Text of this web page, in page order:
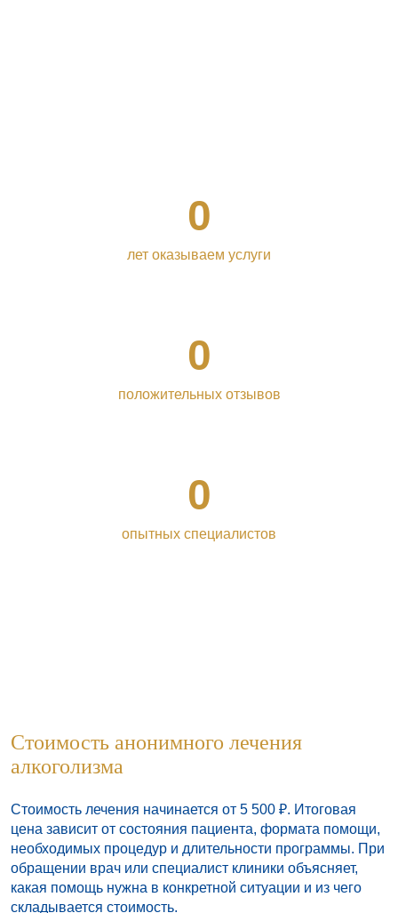
0
лет оказываем услуги
0
положительных отзывов
0
опытных специалистов
Стоимость анонимного лечения
алкоголизма
Стоимость лечения начинается от 5 500 ₽. Итоговая
цена зависит от состояния пациента, формата помощи,
необходимых процедур и длительности программы. При
обращении врач или специалист клиники объясняет,
какая помощь нужна в конкретной ситуации и из чего
складывается стоимость.